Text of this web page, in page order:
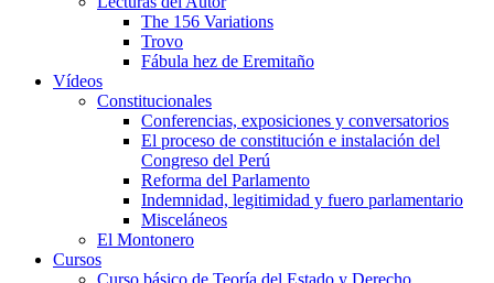
The 156 Variations
Trovo
Fábula hez de Eremitaño
Vídeos
Constitucionales
Conferencias, exposiciones y conversatorios
El proceso de constitución e instalación del
Congreso del Perú
Reforma del Parlamento
Indemnidad, legitimidad y fuero parlamentario
Misceláneos
El Montonero
Cursos
Curso básico de Teoría del Estado y Derecho